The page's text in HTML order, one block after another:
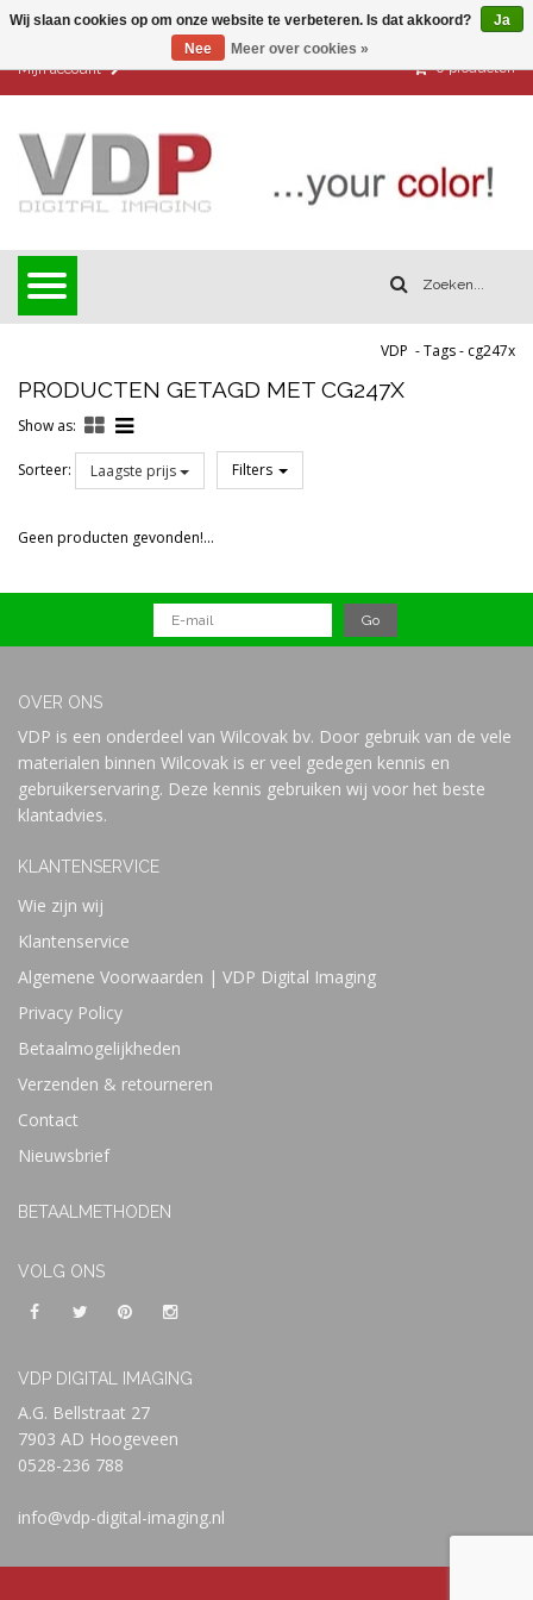
Mijn account 0 producten
VDP -Tags- cg247x
PRODUCTEN GETAGD MET CG247X
Show as:
Sorteer: Laagste prijs Filters
Prijs
Geen producten gevonden!...
OVER ONS
VDP is een onderdeel van Wilcovak bv. Door gebruik van de vele
materialen binnen Wilcovak is er veel gedegen kennis en
gebruikerservaring. Deze kennis gebruiken wij voor het beste
klantadvies.
KLANTENSERVICE
Wie zijn wij
Klantenservice
Algemene Voorwaarden | VDP Digital Imaging
Privacy Policy
Betaalmogelijkheden
Verzenden & retourneren
Contact
Nieuwsbrief
BETAALMETHODEN
VOLG ONS
VDP DIGITAL IMAGING
A.G. Bellstraat 27
7903 AD Hoogeveen
0528-236 788
info@vdp-digital-imaging.nl
Wij slaan cookies op om onze website te verbeteren. Is dat akkoord?
Ja
Nee
Meer over cookies »